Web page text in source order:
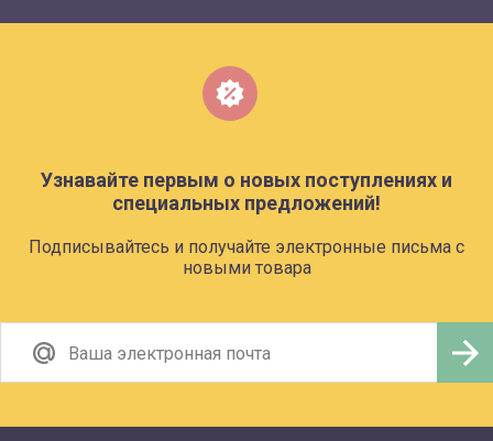
Узнавайте первым о новых поступлениях и
специальных предложений!
Подписывайтесь и получайте электронные письма с
новыми товара